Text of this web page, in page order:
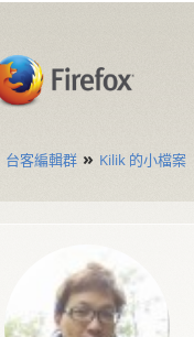
台客編輯群 » Kilik 的小檔案